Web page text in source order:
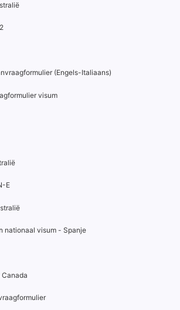
(Engels-Italiaans)
visum
E
nationaal visum - Spanje